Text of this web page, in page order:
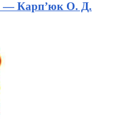
— Карп’юк О. Д.